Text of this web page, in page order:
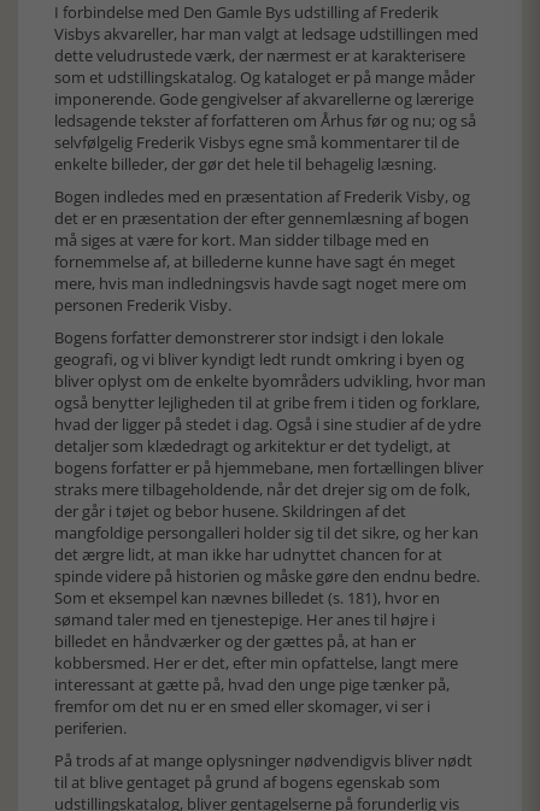
I forbindelse med Den Gamle Bys udstilling af Frederik
Visbys akvareller, har man valgt at ledsage udstillingen med
dette veludrustede værk, der nærmest er at karakterisere
som et udstillingskatalog. Og kataloget er på mange måder
imponerende. Gode gengivelser af akvarellerne og lærerige
ledsagende tekster af forfatteren om Århus før og nu; og så
selvfølgelig Frederik Visbys egne små kommentarer til de
enkelte billeder, der gør det hele til behagelig læsning.
Bogen indledes med en præsentation af Frederik Visby, og
det er en præsentation der efter gennemlæsning af bogen
må siges at være for kort. Man sidder tilbage med en
fornemmelse af, at billederne kunne have sagt én meget
mere, hvis man indledningsvis havde sagt noget mere om
personen Frederik Visby.
Bogens forfatter demonstrerer stor indsigt i den lokale
geografi, og vi bliver kyndigt ledt rundt omkring i byen og
bliver oplyst om de enkelte byområders udvikling, hvor man
også benytter lejligheden til at gribe frem i tiden og forklare,
hvad der ligger på stedet i dag. Også i sine studier af de ydre
detaljer som klædedragt og arkitektur er det tydeligt, at
bogens forfatter er på hjemmebane, men fortællingen bliver
straks mere tilbageholdende, når det drejer sig om de folk,
der går i tøjet og bebor husene. Skildringen af det
mangfoldige persongalleri holder sig til det sikre, og her kan
det ærgre lidt, at man ikke har udnyttet chancen for at
spinde videre på historien og måske gøre den endnu bedre.
Som et eksempel kan nævnes billedet (s. 181), hvor en
sømand taler med en tjenestepige. Her anes til højre i
billedet en håndværker og der gættes på, at han er
kobbersmed. Her er det, efter min opfattelse, langt mere
interessant at gætte på, hvad den unge pige tænker på,
fremfor om det nu er en smed eller skomager, vi ser i
periferien.
På trods af at mange oplysninger nødvendigvis bliver nødt
til at blive gentaget på grund af bogens egenskab som
udstillingskatalog, bliver gentagelserne på forunderlig vis